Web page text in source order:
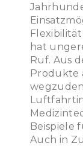
hat
Ruf. Aus
Produkte
Beispiele
Auch in